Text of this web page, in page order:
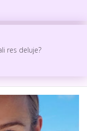
res deluje?